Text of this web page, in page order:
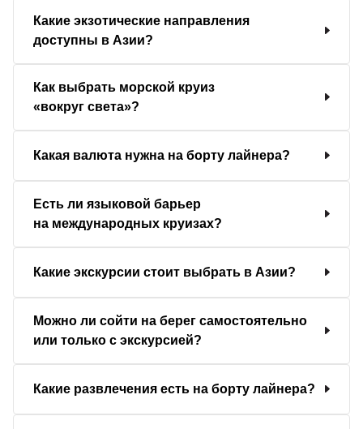
Какие экзотические направления
доступны в Азии?
Как выбрать морской круиз
«вокруг света»?
Какая валюта нужна на борту лайнера?
Есть ли языковой барьер
на международных круизах?
Какие экскурсии стоит выбрать в Азии?
Можно ли сойти на берег самостоятельно
или только с экскурсией?
Какие развлечения есть на борту лайнера?